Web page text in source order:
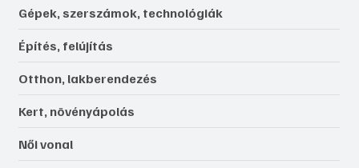
Gépek, szerszámok, technológiák
Építés, felújítás
Otthon, lakberendezés
Kert, növényápolás
Női vonal